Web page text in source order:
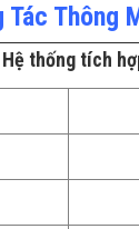
Thông
Hệ thống tích